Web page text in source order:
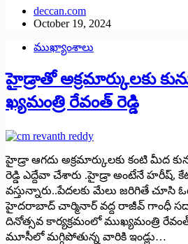
deccan.com
October 19, 2024
ముఖ్యాంశాలు
హైడ్రాతో అక్ర‌మార్కుల‌కు
ఖ్యమంత్రి రేవంత్ రెడ్డి
హైడ్రా ఆగదు అక్రమార్కులకు కంటి మీద
రెడ్డి ఎద్దేవా చేశారు .హైడ్రా అంటేనే హరీష్,
వస్తున్నారు..పేదలకు మేలు జరిగితే చూసి
హైద‌రాబాద్‌ చార్మినార్ వద్ద రాజీవ్ గాంధీ
దినోత్సవ కార్యక్రమంలో ముఖ్యమంత్రి
మూసీలో మగ్గిపోతున్న వారికి ఇండ్లు…